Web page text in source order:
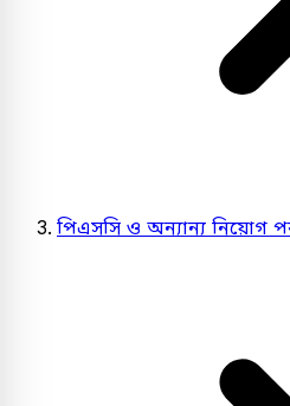
পিএসসি ও অন্যান্য নিয়োগ